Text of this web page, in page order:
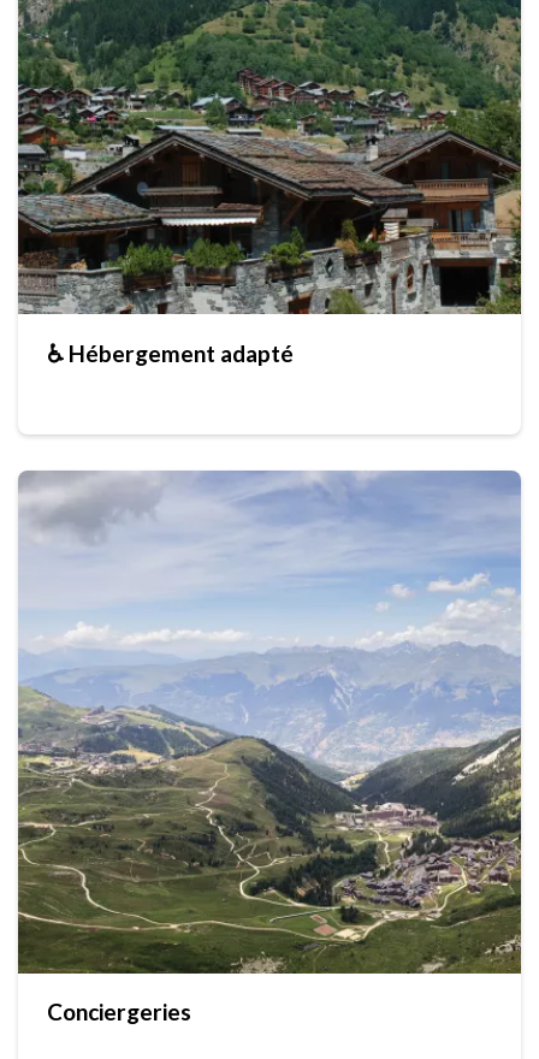
♿ Hébergement adapté
Conciergeries